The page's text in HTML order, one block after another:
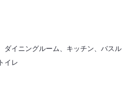
ダイニングルーム、キッチン、バスル
イレ